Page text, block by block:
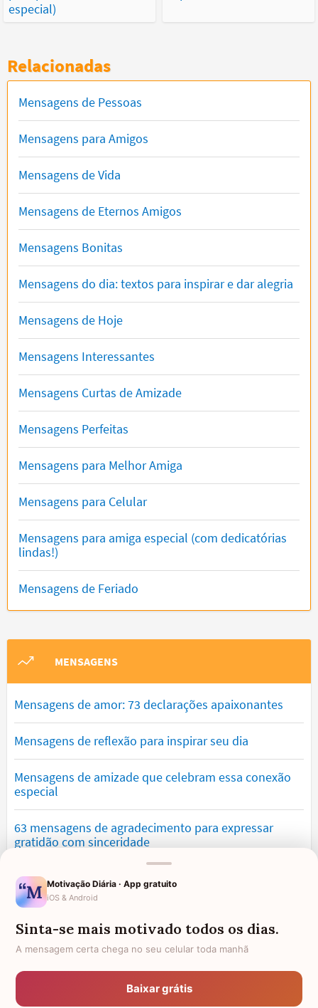
especial)
Relacionadas
Mensagens de Pessoas
Mensagens para Amigos
Mensagens de Vida
Mensagens de Eternos Amigos
Mensagens Bonitas
Mensagens do dia: textos para inspirar e dar alegria
Mensagens de Hoje
Mensagens Interessantes
Mensagens Curtas de Amizade
Mensagens Perfeitas
Mensagens para Melhor Amiga
Mensagens para Celular
Mensagens para amiga especial (com dedicatórias
lindas!)
Mensagens de Feriado
MENSAGENS
Mensagens de amor: 73 declarações apaixonantes
Mensagens de reflexão para inspirar seu dia
Mensagens de amizade que celebram essa conexão
especial
63 mensagens de agradecimento para expressar
gratidão com sinceridade
Mensagens de saudade que tocam o coração e
expressam falta
Mensagens de otimismo que vão encher você de
confiança
Mensagens para namorado: declare o seu amor com
Motivação Diária · App gratuito
iOS & Android
Sinta-se mais motivado todos os dias.
A mensagem certa chega no seu celular toda manhã
Baixar grátis